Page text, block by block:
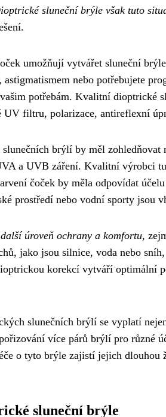
sluneční brýle však tuto
umožňují vytvářet sluneční
nebo potřebujete
potřebám. Kvalitní dioptrické
UV filtru, polarizace, antireflexní
brýlí by měl
a UVB záření. Kvalitní výrobci
čoček by měla odpovídat
prostředí nebo vodní sporty jsou
úroveň ochrany a komfortu,
jako jsou silnice, voda nebo
korekcí vytváří optimální
slunečních brýlí se vyplatí
více párů brýlí pro různé
o tyto brýle zajistí jejich
sluneční brýle